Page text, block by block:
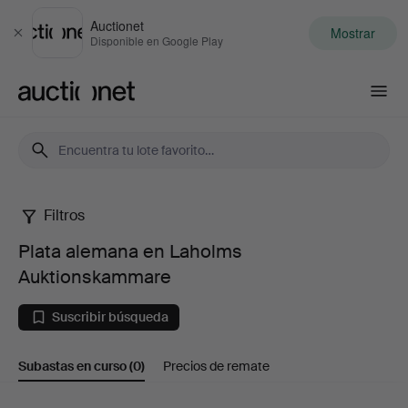
Cerrar
Auctionet
Disponible en Google Play Mostrar
Plata
alemana
en
Laholms
Filtros
Plata alemana en Laholms
Auktionskammare
Suscribir búsqueda
Subastas en curso(0) Precios de remate